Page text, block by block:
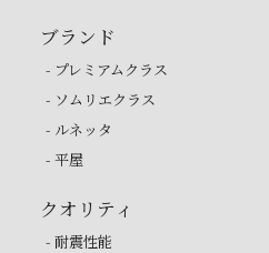
ブランド
- プレミアムクラス
- ソムリエクラス
- ルネッタ
- 平屋
クオリティ
- 耐震性能